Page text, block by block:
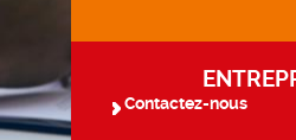
Contactez-nous